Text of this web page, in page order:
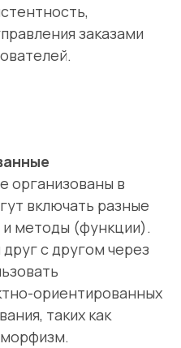
заказами
организованы в
включать разные
методы (функции).
с другом через
ориентированных
таких как